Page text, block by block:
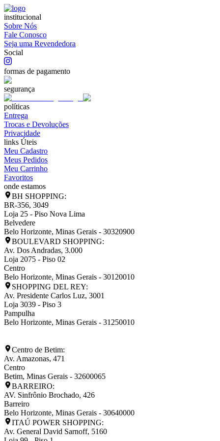
institucional
Sobre Nós
Fale Conosco
Seja uma Revendedora
Social
formas de pagamento
segurança
políticas
Entrega
Trocas e Devoluções
Privacidade
links Úteis
Meu Cadastro
Meus Pedidos
Meu Carrinho
Favoritos
onde estamos
BH SHOPPING:
BR-356, 3049
Loja 25 - Piso Nova Lima
Belvedere
Belo Horizonte, Minas Gerais - 30320900
BOULEVARD SHOPPING:
Av. Dos Andradas, 3.000
Loja 2075 - Piso 02
Centro
Belo Horizonte, Minas Gerais - 30120010
SHOPPING DEL REY:
Av. Presidente Carlos Luz, 3001
Loja 3039 - Piso 3
Pampulha
Belo Horizonte, Minas Gerais - 31250010
Centro de Betim:
Av. Amazonas, 471
Centro
Betim, Minas Gerais - 32600065
BARREIRO:
AV. Sinfrônio Brochado, 426
Barreiro
Belo Horizonte, Minas Gerais - 30640000
ITAÚ POWER SHOPPING:
Av. General David Sarnoff, 5160